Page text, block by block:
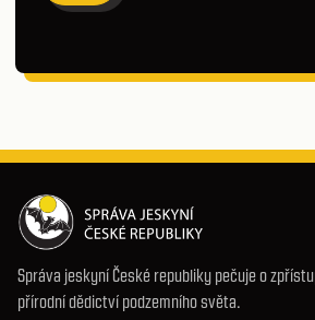
Správa jeskyní České republiky pečuje o
přírodní dědictví podzemního světa.